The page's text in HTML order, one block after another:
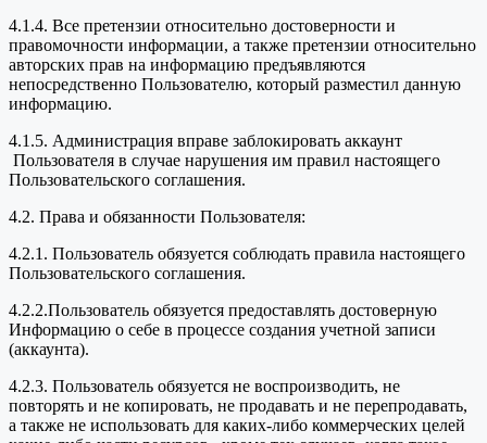
4.1.4. Все претензии относительно достоверности и
правомочности информации, а также претензии относительно
авторских прав на информацию предъявляются
непосредственно Пользователю, который разместил данную
информацию.
4.1.5. Администрация вправе заблокировать аккаунт
Пользователя в случае нарушения им правил настоящего
Пользовательского соглашения.
4.2. Права и обязанности Пользователя:
4.2.1. Пользователь обязуется соблюдать правила настоящего
Пользовательского соглашения.
4.2.2.Пользователь обязуется предоставлять достоверную
Информацию о себе в процессе создания учетной записи
(аккаунта).
4.2.3. Пользователь обязуется не воспроизводить, не
повторять и не копировать, не продавать и не перепродавать,
а также не использовать для каких-либо коммерческих целей